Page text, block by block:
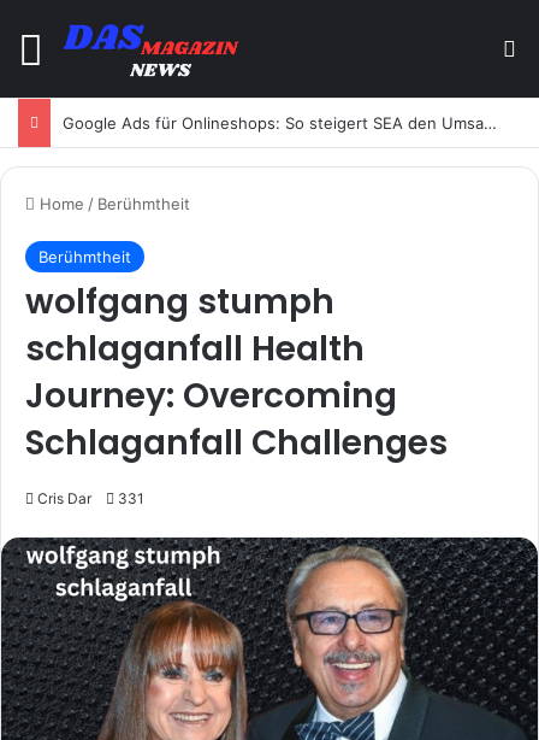
Menu
Google Ads für Onlineshops: So steigert SEA den Umsatz
Home / Berühmtheit
Berühmtheit
wolfgang stumph
schlaganfall Health
Journey: Overcoming
Schlaganfall Challenges
Cris Dar 331